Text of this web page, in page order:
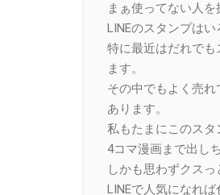
まぁ使ってない人を
LINEのスタンプは
特に最近はだれで
ます。
その中でもよく売
あります。
私もたまにこのス
4コマ漫画まで出し
しかも思わずクスっ
LINEで人気になれ